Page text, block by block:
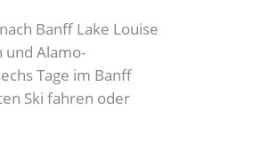
Banff Lake Louise
und Alamo-
Tage im Banff
Ski fahren oder